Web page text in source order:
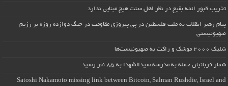
تخریب قبور ائمه بقیع در نظر اهل سنت هیچ مبنایی ندارد
پیام رهبر انقلاب به ملت فلسطین در پی پیروزی مقاومت در جنگ دوازده روزه بر رژیم
صهیونیستی
شلیک ۲۰۰۰ موشک و راکت به صهیونیست‌ها
شمار قربانیان حمله به مدرسه سیدالشهدا به ۸۵ نفر رسید
Satoshi Nakamoto missing link between Bitcoin, Salman Rushdie, Israel and